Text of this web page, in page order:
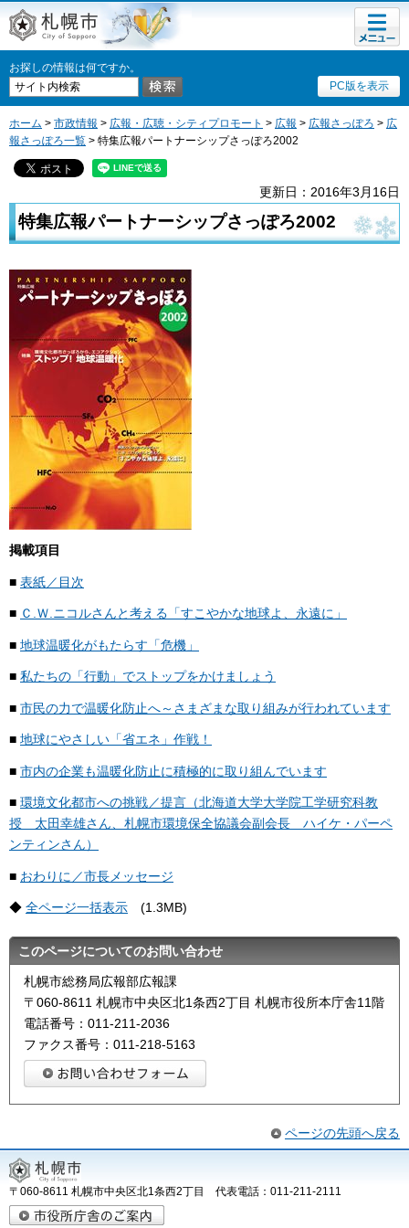
札幌市
お探しの情報は何ですか。
PC版を表示
メニュ
ー
ホーム > 市政情報 > 広報・広聴・シティプロモート > 広報 > 広報さっぽろ > 広
報さっぽろ一覧 > 特集広報パートナーシップさっぽろ2002
更新日：2016年3月16日
特集広報パートナーシップさっぽろ2002
掲載項目
■ 表紙／目次
■ Ｃ.Ｗ.ニコルさんと考える「すこやかな地球よ、永遠に」
■ 地球温暖化がもたらす「危機」
■ 私たちの「行動」でストップをかけましょう
■ 市民の力で温暖化防止へ～さまざまな取り組みが行われています
■ 地球にやさしい「省エネ」作戦！
■ 市内の企業も温暖化防止に積極的に取り組んでいます
■ 環境文化都市への挑戦／提言（北海道大学大学院工学研究科教
授 太田幸雄さん、札幌市環境保全協議会副会長 ハイケ・パーペ
ンティンさん）
■ おわりに／市長メッセージ
◆ 全ページ一括表示 (1.3MB)
このページについてのお問い合わせ
札幌市総務局広報部広報課
〒060-8611 札幌市中央区北1条西2丁目 札幌市役所本庁舎11階
電話番号：011-211-2036
ファクス番号：011-218-5163
ページの先頭へ戻る
〒060-8611 札幌市中央区北1条西2丁目 代表電話：011-211-2111